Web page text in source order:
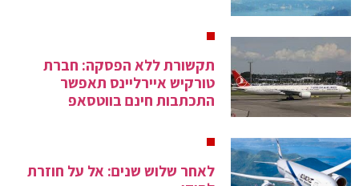
תקשורת ללא הפסקה: חברת
טורקיש איירליינס תאפשר
התכתבות חינם בווטסאפ
לאחר שלוש שנים: אל על חוזרת